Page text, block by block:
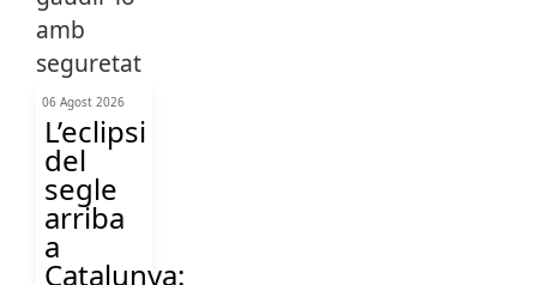
06 Agost 2026
L’eclipsi
del
segle
arriba
a
Catalunya: